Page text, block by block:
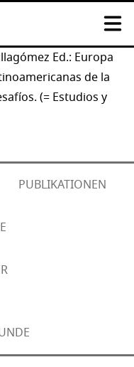
Ed.: Europa
de la
(= Estudios y
PUBLIKATIONEN